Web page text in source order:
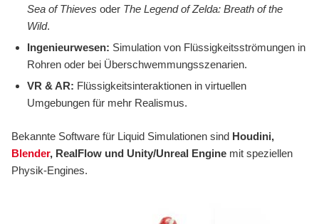
Sea of Thieves oder The Legend of Zelda: Breath of the
Wild.
Ingenieurwesen: Simulation von Flüssigkeitsströmungen in
Rohren oder bei Überschwemmungsszenarien.
VR & AR: Flüssigkeitsinteraktionen in virtuellen
Umgebungen für mehr Realismus.
Bekannte Software für Liquid Simulationen sind Houdini,
Blender, RealFlow und Unity/Unreal Enginemit speziellen
Physik-Engines.